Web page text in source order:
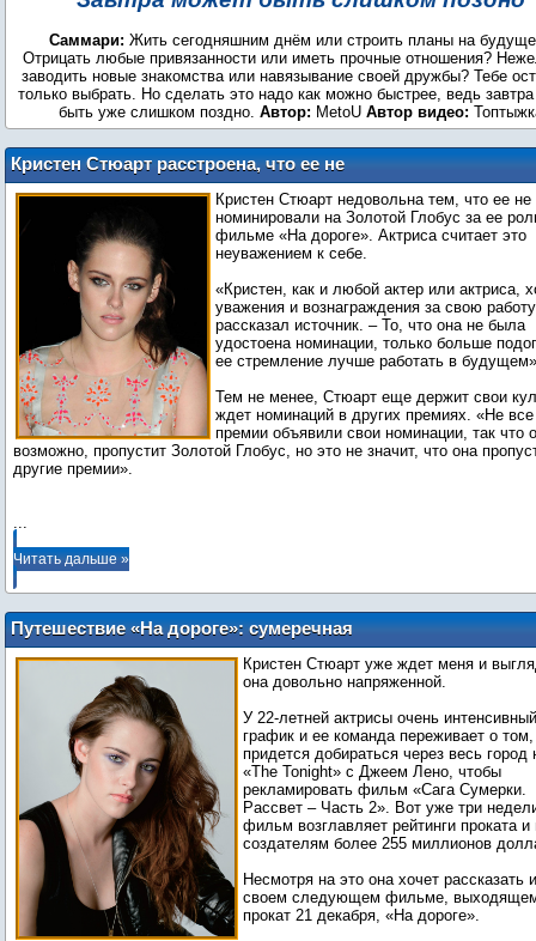
Саммари: Жить сегодняшним днём или строить планы на
Отрицать любые привязанности или иметь прочные отношения?
заводить новые знакомства или навязывание своей дружбы? Тебе
только выбрать. Но сделать это надо как можно быстрее, ведь
быть уже слишком поздно. Автор: MetoU Автор видео:
Кристен Стюарт расстроена, что ее не
номинировали на Золотой Глобус
Кристен Стюарт недовольна тем, что ее не
номинировали на Золотой Глобус за ее
фильме «На дороге». Актриса считает это
неуважением к себе.
«Кристен, как и любой актер или актриса,
уважения и вознаграждения за свою
рассказал источник. – То, что она не была
удостоена номинации, только больше
ее стремление лучше работать в
Тем не менее, Стюарт еще держит свои
ждет номинаций в других премиях. «Не все
премии объявили свои номинации, так что
возможно, пропустит Золотой Глобус, но это не значит, что она
другие премии».
...
Читать дальше »
Путешествие «На дороге»: сумеречная
звезда Кристен Стюарт открывает
новую главу в своей жизниКристен Стюарт уже ждет меня и
она довольно напряженной.
У 22-летней актрисы очень
график и ее команда переживает о том,
придется добираться через весь город
«The Tonight» с Джеем Лено, чтобы
рекламировать фильм «Сага Сумерки.
Рассвет – Часть 2». Вот уже три
фильм возглавляет рейтинги проката и
создателям более 255 миллионов
Несмотря на это она хочет рассказать
своем следующем фильме,
прокат 21 декабря, «На дороге».